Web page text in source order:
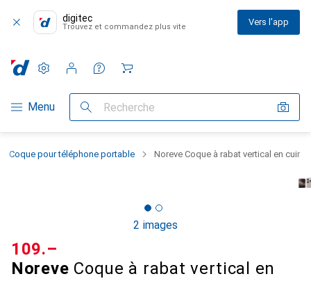
digitec
Trouvez et commandez plus vite Vers l'app
Navigation par catégorie
Menu Recherche
Paramètres
Compte client
Listes de comparaison
Listes d'envies
Panier
Coque pour téléphone portable Noreve Coque à rabat vertical en cuir
2 images
Noreve Coque à rabat vertical en
CHF
109.–